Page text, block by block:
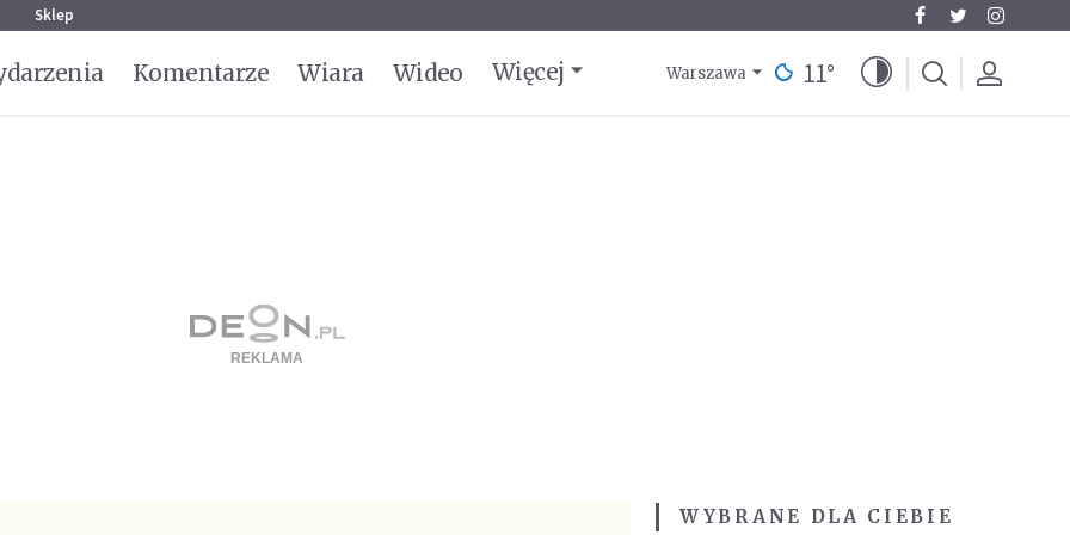
Sklep
Komentarze Wiara Wideo Więcej Warszawa 11°
WYBRANE DLA CIEBIE